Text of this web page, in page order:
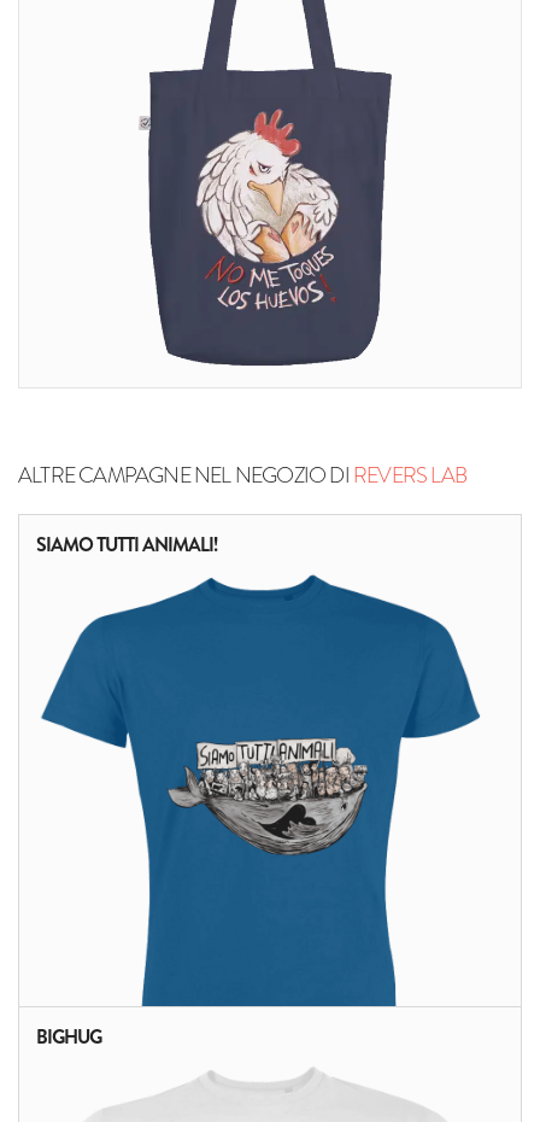
ALTRE CAMPAGNE NEL NEGOZIO DIREVERS LAB
SIAMO TUTTI ANIMALI!
BIGHUG